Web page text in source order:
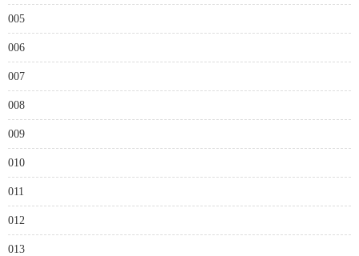
005
006
007
008
009
010
011
012
013